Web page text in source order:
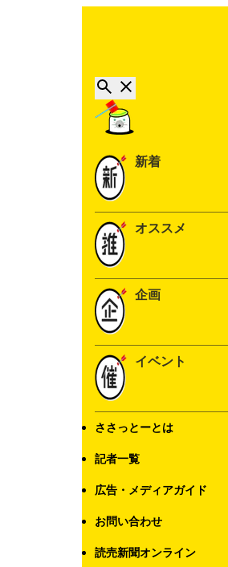
新着
オススメ
企画
イベント
ささっとーとは
記者一覧
広告・メディアガイド
お問い合わせ
読売新聞オンライン